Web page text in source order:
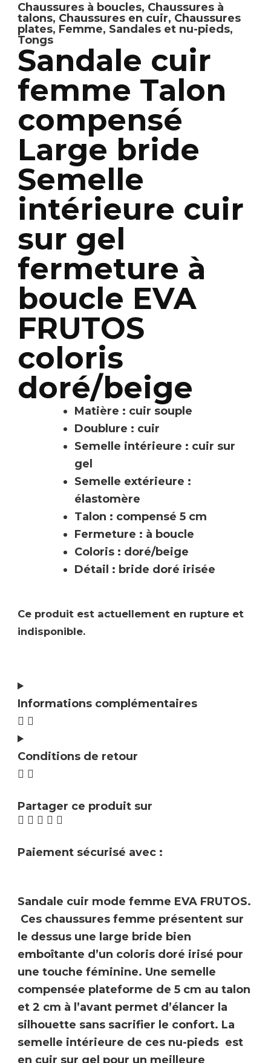
Chaussures à boucles, Chaussures à
talons, Chaussures en cuir, Chaussures
plates, Femme, Sandales et nu-pieds,
Tongs
Sandale cuir
femme Talon
compensé
Large bride
Semelle
intérieure cuir
sur gel
fermeture à
boucle EVA
FRUTOS
coloris
doré/beige
Matière : cuir souple
Doublure : cuir
Semelle intérieure : cuir sur
gel
Semelle extérieure :
élastomère
Talon : compensé 5 cm
Fermeture : à boucle
Coloris : doré/beige
Détail : bride doré irisée
Ce produit est actuellement en rupture et
indisponible.
Informations complémentaires
Conditions de retour
Partager ce produit sur
Paiement sécurisé avec :
Sandale cuir mode femme EVA FRUTOS.
Ces chaussures femme présentent sur
le dessus une large bride bien
emboîtante d’un coloris doré irisé pour
une touche féminine. Une semelle
compensée plateforme de 5 cm au talon
et 2 cm à l’avant permet d’élancer la
silhouette sans sacrifier le confort. La
semelle intérieure de ces nu-pieds est
en cuir sur gel pour un meilleure